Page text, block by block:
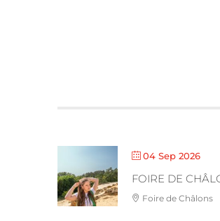
04 Sep 2026
FOIRE DE
Foire de Châlons